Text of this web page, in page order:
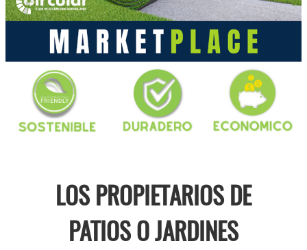
LOS PROPIETARIOS DE
PATIOS O JARDINES